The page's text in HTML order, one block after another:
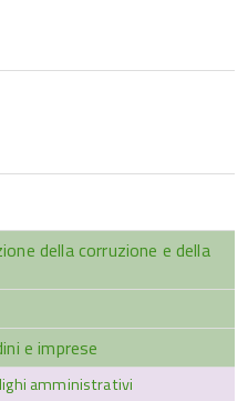
della corruzione e della
e imprese
amministrativi